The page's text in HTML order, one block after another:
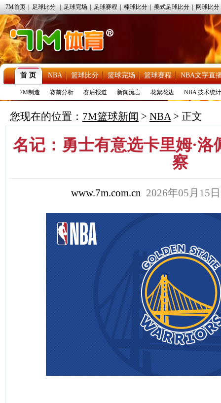
7M首页 足球比分 足球完场 足球赛程 棒球比分 美式足球比分 网球比分
首 页 NBA 篮球比分 篮球完场 篮球赛程 NBA文字直
7M制造 赛前分析 赛后报道 新闻流言 花絮花边 NBA 技术统计
您现在的位置： 7M篮球新闻 > NBA> 正文
名记：勇士有意选卡里姆·
察
www.7m.com.cn 2026年05月15